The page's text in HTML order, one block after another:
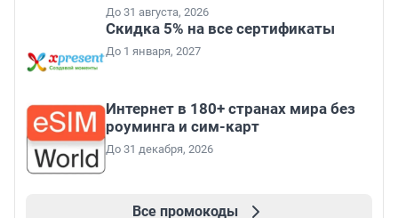
До 31 августа, 2026
Скидка 5% на все сертификаты
До 1 января, 2027
Интернет в 180+ странах мира без
роуминга и сим-карт
До 31 декабря, 2026
Все промокоды